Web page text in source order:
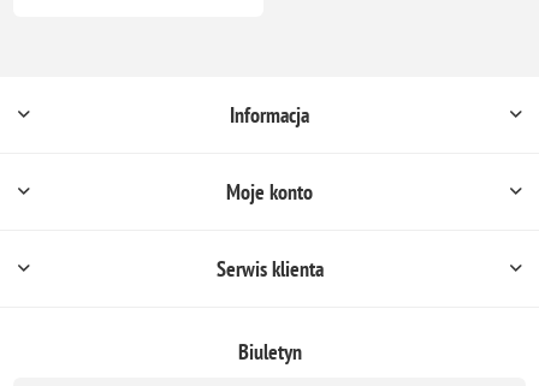
Informacja
Moje konto
Serwis klienta
Biuletyn